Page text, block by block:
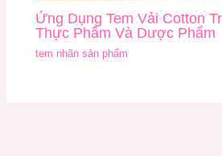
Ứng Dụng Tem Vải Cotton
Thực Phẩm Và Dược Phẩm
tem nhãn sản phẩm